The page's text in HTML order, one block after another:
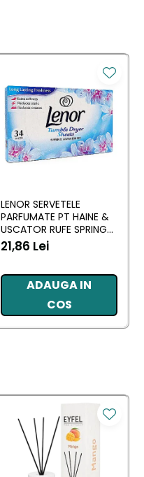
LENOR SERVETELE
PARFUMATE PT HAINE &
USCATOR RUFE SPRING
AWAKENING 34 BUC
21,86 Lei
ADAUGA IN
COS